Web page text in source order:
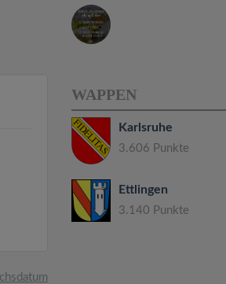
WAPPEN
Karlsruhe
3.606 Punkte
Ettlingen
3.140 Punkte